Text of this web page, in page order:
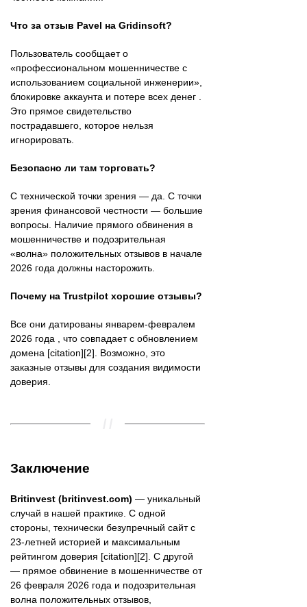
Что за отзыв Pavel на Gridinsoft?
Пользователь сообщает о
«профессиональном мошенничестве с
использованием социальной инженерии»,
блокировке аккаунта и потере всех денег .
Это прямое свидетельство
пострадавшего, которое нельзя
игнорировать.
Безопасно ли там торговать?
С технической точки зрения — да. С точки
зрения финансовой честности — большие
вопросы. Наличие прямого обвинения в
мошенничестве и подозрительная
«волна» положительных отзывов в начале
2026 года должны насторожить.
Почему на Trustpilot хорошие отзывы?
Все они датированы январем-февралем
2026 года , что совпадает с обновлением
домена [citation][2]. Возможно, это
заказные отзывы для создания видимости
доверия.
Заключение
Britinvest (britinvest.com) — уникальный
случай в нашей практике. С одной
стороны, технически безупречный сайт с
23-летней историей и максимальным
рейтингом доверия [citation][2]. С другой
— прямое обвинение в мошенничестве от
26 февраля 2026 года и подозрительная
волна положительных отзывов,